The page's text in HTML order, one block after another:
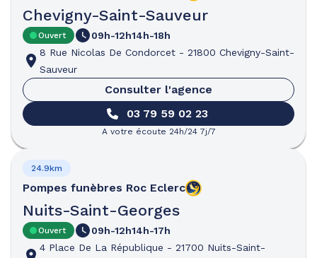
Chevigny-Saint-Sauveur
Ouvert 09h-12h14h-18h
8 Rue Nicolas De Condorcet - 21800 Chevigny-Saint-
Sauveur
Consulter l'agence
03 79 59 02 23
A votre écoute 24h/24 7j/7
Pompes funèbres Roc Eclerc
Nuits-Saint-Georges
24.9km
Ouvert 09h-12h14h-17h
4 Place De La République - 21700 Nuits-Saint-